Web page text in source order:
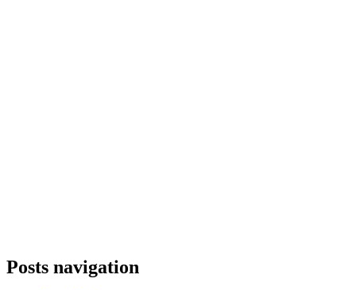
Posts navigation